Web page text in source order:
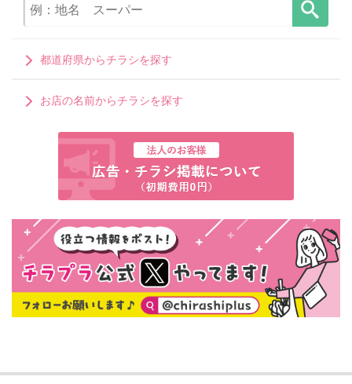
都道府県からチラシを探す
お店の名前からチラシを探す